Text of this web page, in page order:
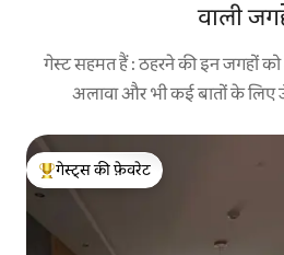
वाली
गेस्ट सहमत हैं : ठहरने की इन जगहों
अलावा और भी कई बातों के लिए
गेस्ट्स का टॉप फ़ेवरेट
गेस्ट्स की फ़ेवरेट